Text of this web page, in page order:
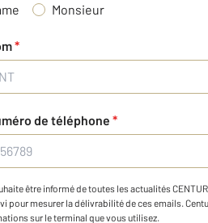
Monsieur
*
de téléphone *
être informé de toutes les actualités
pour mesurer la délivrabilité de ces emails.
sur le terminal que vous utilisez.